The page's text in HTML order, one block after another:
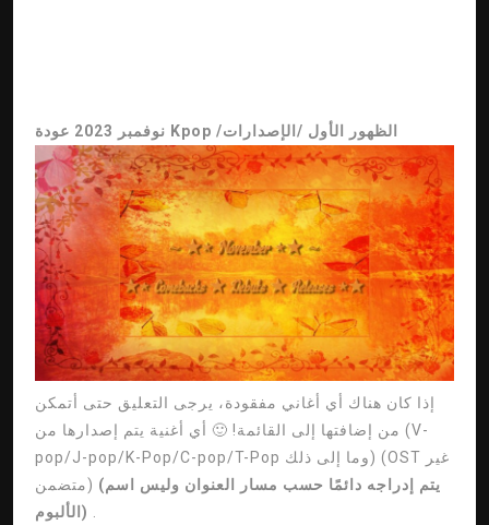
نوفمبر 2023 عودة Kpop /الظهور الأول /الإصدارات
إذا كان هناك أي أغاني مفقودة، يرجى التعليق حتى أتمكن
من إضافتها إلى القائمة! 🙂 أي أغنية يتم إصدارها من (V-
pop/J-pop/K-Pop/C-pop/T-Pop وما إلى ذلك) (OST غير
متضمن) (يتم إدراجه دائمًا حسب مسار العنوان وليس اسم
الألبوم)